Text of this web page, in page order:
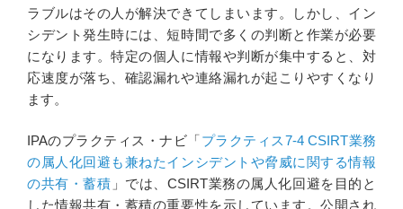
ラブルはその人が解決できてしまいます。しかし、イン
シデント発生時には、短時間で多くの判断と作業が必要
になります。特定の個人に情報や判断が集中すると、対
応速度が落ち、確認漏れや連絡漏れが起こりやすくなり
ます。
IPAのプラクティス・ナビ「プラクティス7-4 CSIRT業務
の属人化回避も兼ねたインシデントや脅威に関する情報
の共有・蓄積 」では、CSIRT業務の属人化回避を目的と
した情報共有・蓄積の重要性を示しています。公開され